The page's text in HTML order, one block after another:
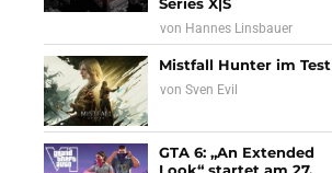
Series X|S
von Hannes Linsbauer
Mistfall Hunter im Test
vonSven Evil
GTA 6: „An Extended
Look“ startet am 27.